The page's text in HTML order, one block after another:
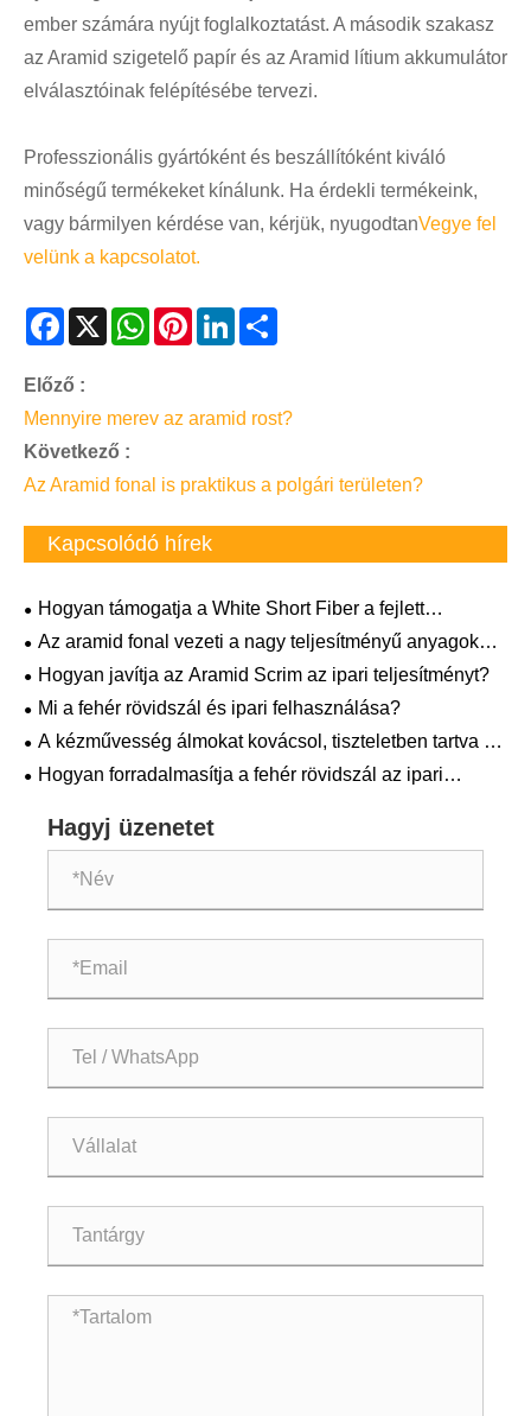
ember számára nyújt foglalkoztatást. A második szakasz
az Aramid szigetelő papír és az Aramid lítium akkumulátor
elválasztóinak felépítésébe tervezi.
Professzionális gyártóként és beszállítóként kiváló
minőségű termékeket kínálunk. Ha érdekli termékeink,
vagy bármilyen kérdése van, kérjük, nyugodtanVegye fel
velünk a kapcsolatot.
Facebook
X WhatsAppPinterestLinkedIn
Előző :
Mennyire merev az aramid rost?
Következő :
Az Aramid fonal is praktikus a polgári területen?
Kapcsolódó hírek
Hogyan támogatja a White Short Fiber a fejlett
anyaginnovációt?
Az aramid fonal vezeti a nagy teljesítményű anyagok
következő hullámát?
Hogyan javítja az Aramid Scrim az ipari teljesítményt?
Mi a fehér rövidszál és ipari felhasználása?
A kézművesség álmokat kovácsol, tiszteletben tartva a
példaképeket.
Hogyan forradalmasítja a fehér rövidszál az ipari
Hagyj üzenetet